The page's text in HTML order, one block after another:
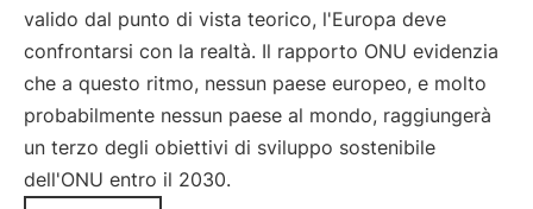
valido dal punto di vista teorico, l'Europa deve
confrontarsi con la realtà. Il rapporto ONU evidenzia
che a questo ritmo, nessun paese europeo, e molto
probabilmente nessun paese al mondo, raggiungerà
un terzo degli obiettivi di sviluppo sostenibile
dell'ONU entro il 2030.